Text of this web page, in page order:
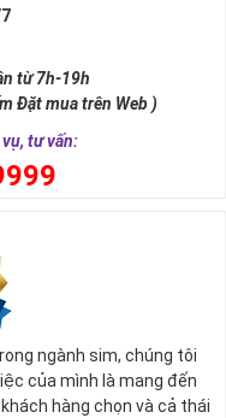
Như Thế Nào?
Thân (1980), Tân Dậu
(1929, 1989), Nhâm
Canh Dần (1950,
(1958, 2018), Kỷ Hợi
năm sinh gồm
từ 7h-19h
Đặt mua trên Web )
tư vấn:
ngành sim, chúng tôi
của mình là mang đến
hàng chọn và cả thái